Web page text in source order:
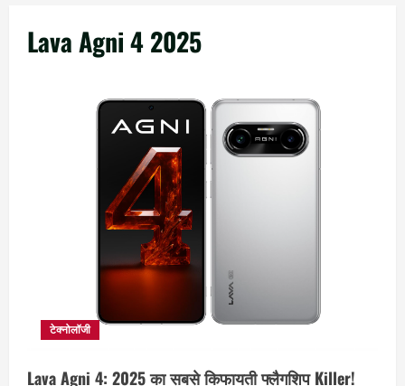
Lava Agni 4 2025
टेक्नोलॉजी
Lava Agni 4: 2025 का सबसे किफायती फ्लैगशिप Killer!